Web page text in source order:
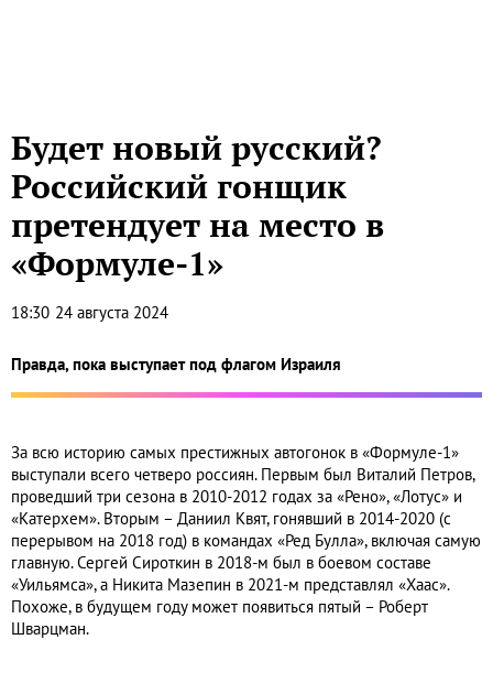
Будет новый русский?
Российский гонщик
претендует на место в
«Формуле-1»
18:30 24 августа 2024
Правда, пока выступает под флагом Израиля
За всю историю самых престижных автогонок в «Формуле-1»
выступали всего четверо россиян. Первым был Виталий Петров,
проведший три сезона в 2010-2012 годах за «Рено», «Лотус» и
«Катерхем». Вторым – Даниил Квят, гонявший в 2014-2020 (с
перерывом на 2018 год) в командах «Ред Булла», включая самую
главную. Сергей Сироткин в 2018-м был в боевом составе
«Уильямса», а Никита Мазепин в 2021-м представлял «Хаас».
Похоже, в будущем году может появиться пятый – Роберт
Шварцман.